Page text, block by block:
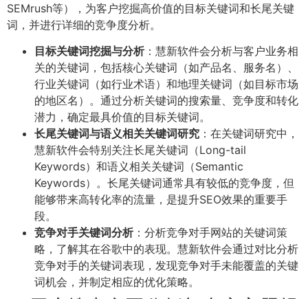
SEMrush等），为客户挖掘高价值的目标关键词和长尾关键
词，并进行详细的竞争度分析。
目标关键词挖掘与分析：慧新软件会分析与客户业务相
关的关键词，包括核心关键词（如产品名、服务名）、
行业关键词（如行业术语）和地理关键词（如目标市场
的地区名）。通过分析关键词的搜索量、竞争度和转化
潜力，确定最具价值的目标关键词。
长尾关键词与语义相关关键词研究 ：在关键词研究中，
慧新软件会特别关注长尾关键词（Long-tail
Keywords）和语义相关关键词（Semantic
Keywords）。长尾关键词通常具有较低的竞争度，但
能够带来高转化率的流量，是提升SEO效果的重要手
段。
竞争对手关键词分析：分析竞争对手网站的关键词策
略，了解其在谷歌中的表现。慧新软件会通过对比分析
竞争对手的关键词表现，发现竞争对手未能覆盖的关键
词机会，并制定相应的优化策略。